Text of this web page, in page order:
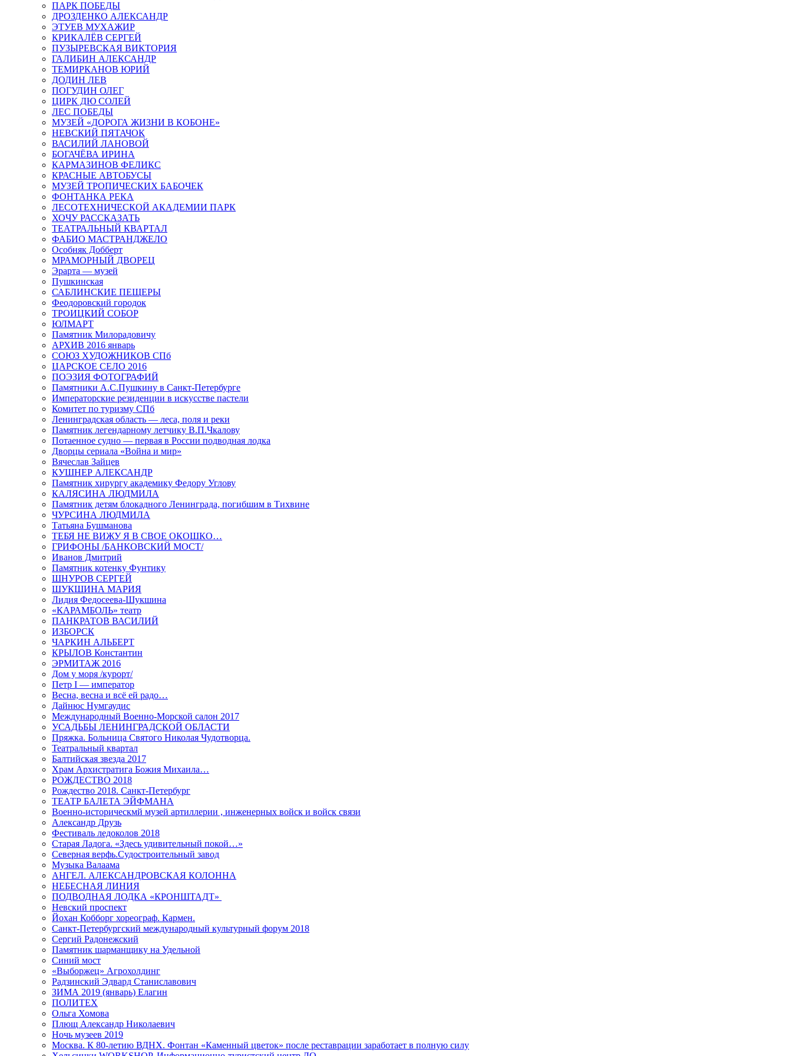
ПАРК ПОБЕДЫ
ДРОЗДЕНКО АЛЕКСАНДР
ЭТУЕВ МУХАЖИР
КРИКАЛЁВ СЕРГЕЙ
ПУЗЫРЕВСКАЯ ВИКТОРИЯ
ГАЛИБИН АЛЕКСАНДР
ТЕМИРКАНОВ ЮРИЙ
ДОДИН ЛЕВ
ПОГУДИН ОЛЕГ
ЦИРК ДЮ СОЛЕЙ
ЛЕС ПОБЕДЫ
МУЗЕЙ «ДОРОГА ЖИЗНИ В КОБОНЕ»
НЕВСКИЙ ПЯТАЧОК
ВАСИЛИЙ ЛАНОВОЙ
БОГАЧЁВА ИРИНА
КАРМАЗИНОВ ФЕЛИКС
КРАСНЫЕ АВТОБУСЫ
МУЗЕЙ ТРОПИЧЕСКИХ БАБОЧЕК
ФОНТАНКА РЕКА
ЛЕСОТЕХНИЧЕСКОЙ АКАДЕМИИ ПАРК
ХОЧУ РАССКАЗАТЬ
ТЕАТРАЛЬНЫЙ КВАРТАЛ
ФАБИО МАСТРАНДЖЕЛО
Особняк Добберт
МРАМОРНЫЙ ДВОРЕЦ
Эрарта — музей
Пушкинская
САБЛИНСКИЕ ПЕЩЕРЫ
Феодоровский городок
ТРОИЦКИЙ СОБОР
ЮЛМАРТ
Памятник Милорадовичу
АРХИВ 2016 январь
СОЮЗ ХУДОЖНИКОВ СПб
ЦАРСКОЕ СЕЛО 2016
ПОЭЗИЯ ФОТОГРАФИЙ
Памятники А.С.Пушкину в Санкт-Петербурге
Императорские резиденции в искусстве пастели
Комитет по туризму СПб
Ленинградская область — леса, поля и реки
Памятник легендарному летчику В.П.Чкалову
Потаенное судно — первая в России подводная лодка
Дворцы сериала «Война и мир»
Вячеслав Зайцев
КУШНЕР АЛЕКСАНДР
Памятник хирургу академику Федору Углову
КАЛЯСИНА ЛЮДМИЛА
Памятник детям блокадного Ленинграда, погибшим в Тихвине
ЧУРСИНА ЛЮДМИЛА
Татьяна Бушманова
ТЕБЯ НЕ ВИЖУ Я В СВОЕ ОКОШКО…
ГРИФОНЫ /БАНКОВСКИЙ МОСТ/
Иванов Дмитрий
Памятник котенку Фунтику
ШНУРОВ СЕРГЕЙ
ШУКШИНА МАРИЯ
Лидия Федосеева-Шукшина
«КАРАМБОЛЬ» театр
ПАНКРАТОВ ВАСИЛИЙ
ИЗБОРСК
ЧАРКИН АЛЬБЕРТ
КРЫЛОВ Константин
ЭРМИТАЖ 2016
Дом у моря /курорт/
Петр I — император
Весна, весна и всё ей радо…
Дайнюс Нумгаудис
Международный Военно-Морской салон 2017
УСАДЬБЫ ЛЕНИНГРАДСКОЙ ОБЛАСТИ
Пряжка. Больница Святого Николая Чудотворца.
Театральный квартал
Балтийская звезда 2017
Храм Архистратига Божия Михаила…
РОЖДЕСТВО 2018
Рождество 2018. Санкт-Петербург
ТЕАТР БАЛЕТА ЭЙФМАНА
Военно-историческмй музей артиллерии , инженерных войск и войск связи
Александр Друзь
Фестиваль ледоколов 2018
Старая Ладога. «Здесь удивительный покой…»
Северная верфь.Судостроительный завод
Музыка Валаама
АНГЕЛ. АЛЕКСАНДРОВСКАЯ КОЛОННА
НЕБЕСНАЯ ЛИНИЯ
ПОДВОДНАЯ ЛОДКА «КРОНШТАДТ»
Невский проспект
Йохан Кобборг хореограф. Кармен.
Санкт-Петербургский международный культурный форум 2018
Сергий Радонежский
Памятник шарманщику на Удельной
Синий мост
«Выборжец» Агрохолдинг
Радзинский Эдвард Станиславович
ЗИМА 2019 (январь) Елагин
ПОЛИТЕХ
Ольга Хомова
Плющ Александр Николаевич
Ночь музеев 2019
Москва. К 80-летию ВДНХ. Фонтан «Каменный цветок» после реставрации заработает в полную силу